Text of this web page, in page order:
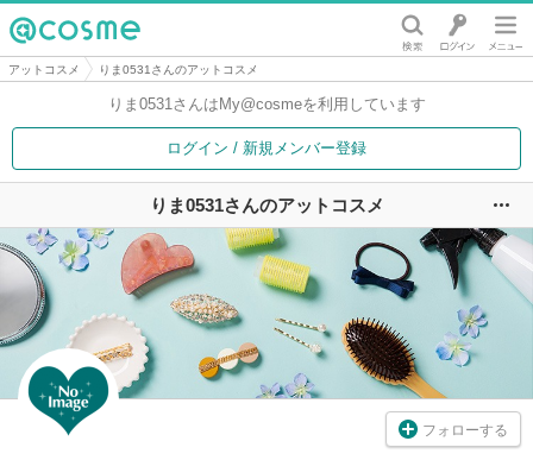
@cosme
アットコスメ りま0531さんのアットコスメ
りま0531さんは My@cosmeを利用しています
ログイン / 新規メンバー登録
りま0531さんのアットコスメ
フォローする